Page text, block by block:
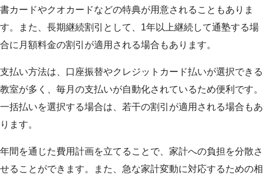
書カードやクオカードなどの特典が用意されることもありま
す。また、長期継続割引として、1年以上継続して通塾する場
合に月額料金の割引が適用される場合もあります。
支払い方法は、口座振替やクレジットカード払いが選択できる
教室が多く、毎月の支払いが自動化されているため便利です。
一括払いを選択する場合は、若干の割引が適用される場合もあ
ります。
年間を通じた費用計画を立てることで、家計への負担を分散さ
せることができます。また、急な家計変動に対応するための相